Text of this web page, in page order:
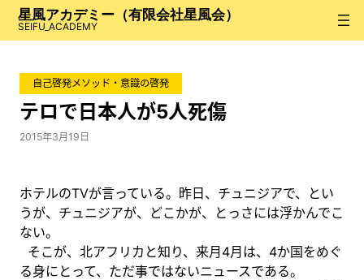
星風アカデミー（有限会社星風会）
SEIFU_ACADEMY
自己啓発メソッド・意識の啓発
テロで日本人が5人死傷
2015年3月19日
ホテルのTVが言っている。昨日、チュニジアで、とい
うが、チュニジアが、どこかが、とっさには浮かんでこ
ない。
そこが、北アフリカと知り、来月4月は、4か国をめぐ
る身にとって、ただ事ではないニュースである。